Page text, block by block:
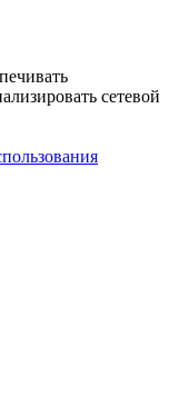
сетевой